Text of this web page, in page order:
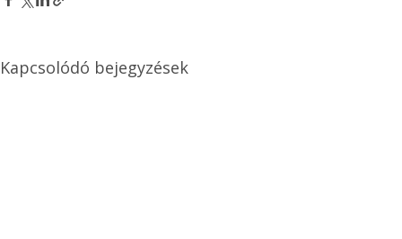
Kapcsolódó bejegyzések